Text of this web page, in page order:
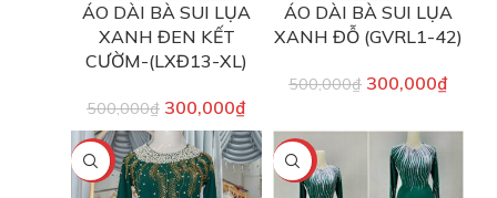
ÁO DÀI BÀ SUI LỤA
XANH ĐEN KẾT
CƯỜM-(LXĐ13-XL)
500,000₫ 300,000₫
ÁO DÀI BÀ SUI LỤA
XANH ĐỖ (GVRL1-42)
500,000₫ 300,000₫
-40% -40%